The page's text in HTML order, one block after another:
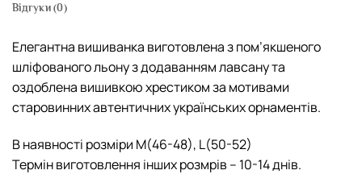
Відгуки (0)
Елегантна вишиванка виготовлена з пом’якшеного
шліфованого льону з додаванням лавсану та
оздоблена вишивкою хрестиком за мотивами
старовинних автентичних українських орнаментів.
В наявності розміри M(46-48), L(50-52)
Термін виготовлення інших розмрів – 10-14 днів.